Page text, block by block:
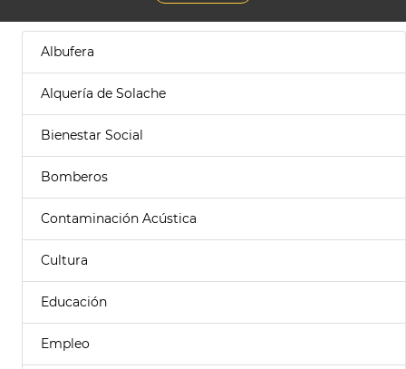
Albufera
Alquería de Solache
Bienestar Social
Bomberos
Contaminación Acústica
Cultura
Educación
Empleo